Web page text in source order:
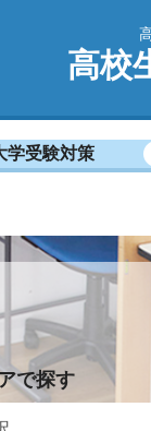
高校
学受験対策
で探す